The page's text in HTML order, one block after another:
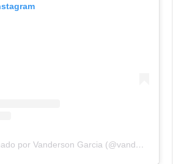
Um post compartilhado por Vanderson Garcia (@vandersongarcia_jornalista)